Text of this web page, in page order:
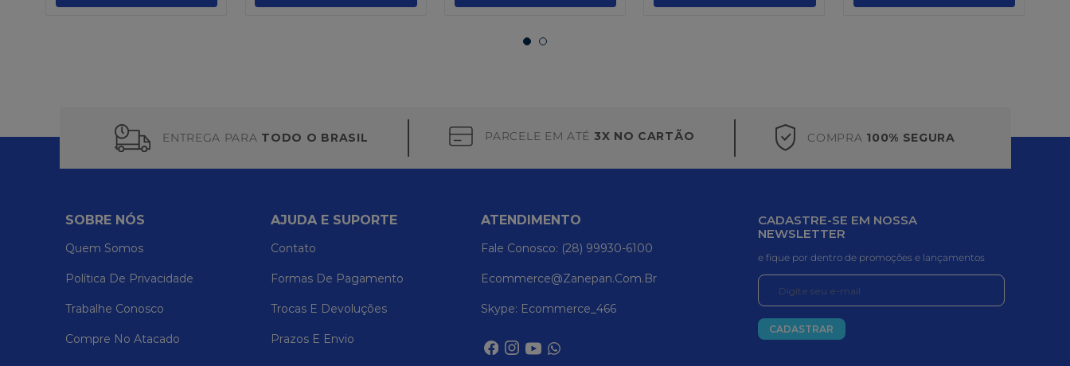
ENTREGA PARA TODO O BRASIL PARCELE EM ATÉ 3X NO CARTÃO COMPRA 100% SEGURA
SOBRE NÓS
Quem Somos
Política De Privacidade
Trabalhe Conosco
Compre No Atacado
AJUDA E SUPORTE
Contato
Formas De Pagamento
Trocas E Devoluções
Prazos E Envio
ATENDIMENTO
Fale Conosco: (28) 99930-6100
Ecommerce@zanepan.com.br
Skype: Ecommerce_466
CADASTRE-SE EM NOSSA
NEWSLETTER
e fique por dentro de promoções e lançamentos
CADASTRAR